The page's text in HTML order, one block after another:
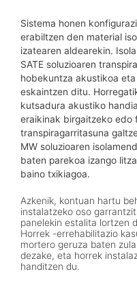
Sistema honen
erabiltzen den material
izatearen aldearekin.
SATE soluzioaren
hobekuntza akustikoa
eskaintzen ditu.
kutsadura akustiko
eraikinak birgaitzeko edo
transpiragarritasuna
MW soluzioaren
baten parekoa izango
baino txikiagoa.
Azkenik, kontuan hartu
instalatzeko oso
panelekin estalita lortzen
Horrek -errehabilitazio
mortero geruza baten
dezake, eta horrek
handitzen du.